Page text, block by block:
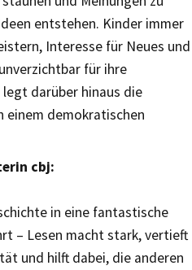
entstehen. Kinder immer
Interesse für Neues und
für ihre
darüber hinaus die
einem demokratischen
cbj:
in eine fantastische
– Lesen macht stark, vertieft
und hilft dabei, die anderen